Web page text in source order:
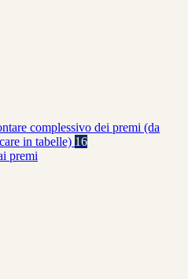
complessivo dei premi (da
in tabelle) 16
premi